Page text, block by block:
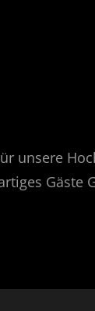
unsere
Gäste